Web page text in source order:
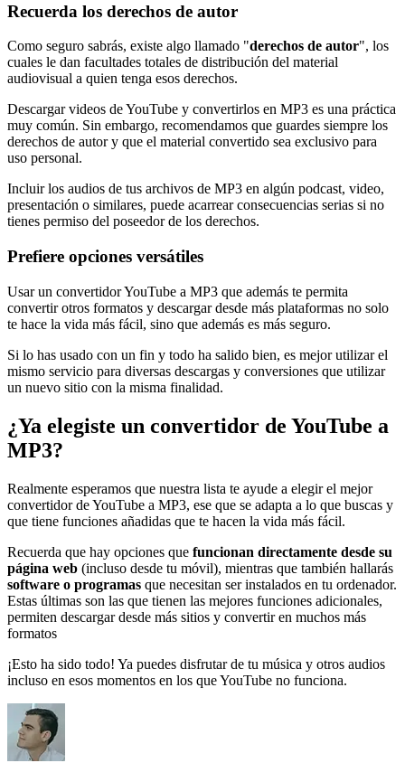
Recuerda los derechos de autor
Como seguro sabrás, existe algo llamado "derechos de autor", los
cuales le dan facultades totales de distribución del material
audiovisual a quien tenga esos derechos.
Descargar videos de YouTube y convertirlos en MP3 es una práctica
muy común. Sin embargo, recomendamos que guardes siempre los
derechos de autor y que el material convertido sea exclusivo para
uso personal.
Incluir los audios de tus archivos de MP3 en algún podcast, video,
presentación o similares, puede acarrear consecuencias serias si no
tienes permiso del poseedor de los derechos.
Prefiere opciones versátiles
Usar un convertidor YouTube a MP3 que además te permita
convertir otros formatos y descargar desde más plataformas no solo
te hace la vida más fácil, sino que además es más seguro.
Si lo has usado con un fin y todo ha salido bien, es mejor utilizar el
mismo servicio para diversas descargas y conversiones que utilizar
un nuevo sitio con la misma finalidad.
¿Ya elegiste un convertidor de YouTube a
MP3?
Realmente esperamos que nuestra lista te ayude a elegir el mejor
convertidor de YouTube a MP3, ese que se adapta a lo que buscas y
que tiene funciones añadidas que te hacen la vida más fácil.
Recuerda que hay opciones que funcionan directamente desde su
página web (incluso desde tu móvil), mientras que también hallarás
software o programas que necesitan ser instalados en tu ordenador.
Estas últimas son las que tienen las mejores funciones adicionales,
permiten descargar desde más sitios y convertir en muchos más
formatos
¡Esto ha sido todo! Ya puedes disfrutar de tu música y otros audios
incluso en esos momentos en los que YouTube no funciona.